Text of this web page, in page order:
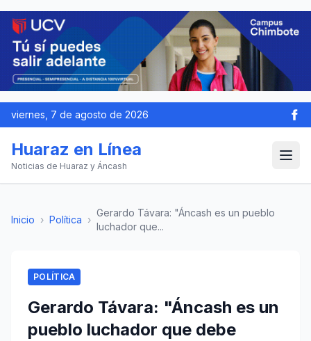
viernes, 7 de agosto de 2026
Huaraz en Línea
Noticias de Huaraz y Áncash
Inicio › Política ›
Gerardo Távara: "Áncash es un pueblo
luchador que...
POLÍTICA
Gerardo Távara: "Áncash es un
pueblo luchador que debe